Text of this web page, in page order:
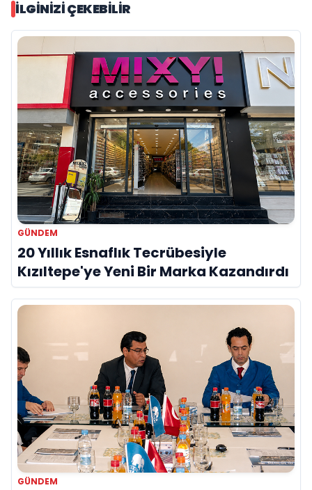
İLGINIZI ÇEKEBILIR
GÜNDEM
20 Yıllık Esnaflık Tecrübesiyle
Kızıltepe'ye Yeni Bir Marka Kazandırdı
GÜNDEM